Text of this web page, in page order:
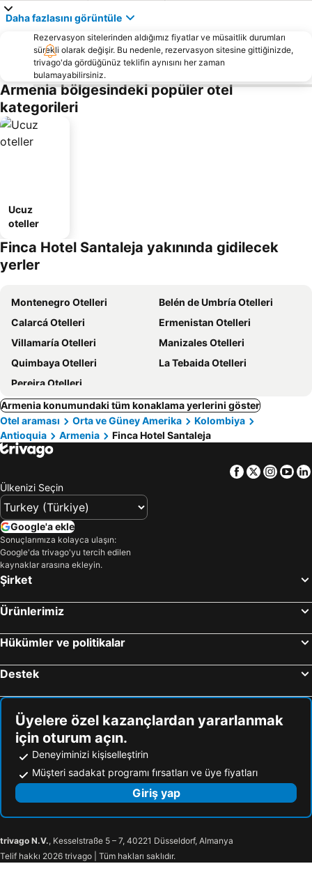
Daha fazlasını görüntüle
Rezervasyon sitelerinden aldığımız fiyatlar ve müsaitlik durumları
sürekli olarak değişir. Bu nedenle, rezervasyon sitesine gittiğinizde,
trivago'da gördüğünüz teklifin aynısını her zaman
bulamayabilirsiniz.
Armenia bölgesindeki popüler otel
kategorileri
Ucuz
oteller
Finca Hotel Santaleja yakınında gidilecek
yerler
Montenegro Otelleri
Belén de Umbría Otelleri
Calarcá Otelleri
Ermenistan Otelleri
Villamaría Otelleri
Manizales Otelleri
Quimbaya Otelleri
La Tebaida Otelleri
Pereira Otelleri
Armenia konumundaki tüm konaklama yerlerini göster
Otel araması
Orta ve Güney Amerika
Kolombiya
Antioquia
Armenia Finca Hotel Santaleja
Facebook
Twitter
Ülkenizi Seçin
Google'a ekle
Sonuçlarımıza kolayca ulaşın:
Google'da trivago'yu tercih edilen
kaynaklar arasına ekleyin.
Şirket
Ürünlerimiz
Hükümler ve politikalar
Destek
Üyelere özel kazançlardan yararlanmak
için oturum açın.
Deneyiminizi kişiselleştirin
Müşteri sadakat programı fırsatları ve üye fiyatları
Giriş yap
trivago N.V., Kesselstraße 5 – 7, 40221 Düsseldorf, Almanya
Telif hakkı 2026 trivago | Tüm hakları saklıdır.